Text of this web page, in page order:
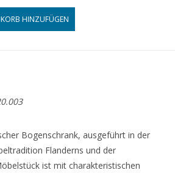
HINZUFÜGEN
Bogenschrank, ausgeführt in der
Flanderns und der
ist mit charakteristischen